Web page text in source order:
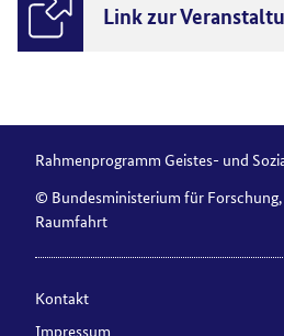
Link zur
Rahmenprogramm Geistes- und
© Bundesministerium für
Raumfahrt
Kontakt
Impressum